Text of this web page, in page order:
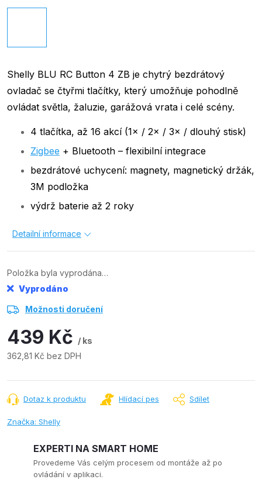
Shelly BLU RC Button 4 ZB je chytrý bezdrátový
ovladač se čtyřmi tlačítky, který umožňuje pohodlně
ovládat světla, žaluzie, garážová vrata i celé scény.
4 tlačítka, až 16 akcí (1× / 2× / 3× / dlouhý stisk)
Zigbee + Bluetooth – flexibilní integrace
bezdrátové uchycení: magnety, magnetický držák,
3M podložka
výdrž baterie až 2 roky
Detailní informace
Položka byla vyprodána…
Vyprodáno
Možnosti doručení
439 Kč / ks
362,81 Kč bez DPH
cena:
Dotaz k produktu Hlídací pes Sdílet
Značka: Shelly
EXPERTI NA SMART HOME
Provedeme Vás celým procesem od montáže až po
ovládání v aplikaci.